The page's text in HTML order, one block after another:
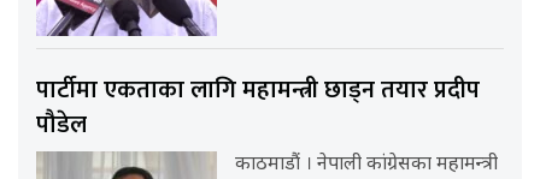
पार्टीमा एकताका लागि महामन्त्री छाड्न तयार प्रदीप
पौडेल
काठमाडौं । नेपाली कांग्रेसका महामन्त्री